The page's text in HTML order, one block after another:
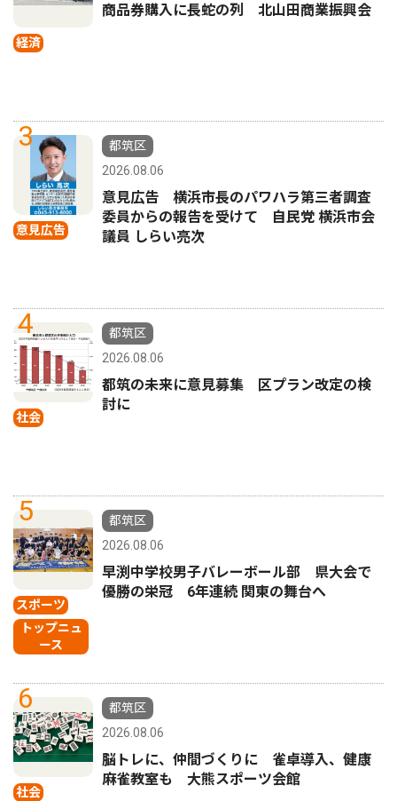
経済
商品券購入に長蛇の列 北山田商業振興会
3
意見広告
都筑区
2026.08.06
意見広告 横浜市長のパワハラ第三者調査
委員からの報告を受けて 自民党 横浜市会
議員 しらい亮次
4
社会
都筑区
2026.08.06
都筑の未来に意見募集 区プラン改定の検
討に
5
スポーツ
トップニュ
ース
都筑区
2026.08.06
早渕中学校男子バレーボール部 県大会で
優勝の栄冠 6年連続 関東の舞台へ
6
社会
都筑区
2026.08.06
脳トレに、仲間づくりに 雀卓導入、健康
麻雀教室も 大熊スポーツ会館